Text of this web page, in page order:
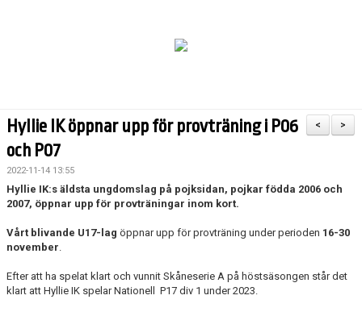
OM HYLLIE IK
SPONSORER
HYLLIEDAGEN
>
<
Hyllie IK öppnar upp för provträning i P06
och P07
2022-11-14 13:55
Hyllie IK:s äldsta ungdomslag på pojksidan, pojkar födda 2006 och
2007, öppnar upp för provträningar inom kort.
Vårt blivande U17-lag öppnar upp för provträning under perioden 16-30
november.
Efter att ha spelat klart och vunnit Skåneserie A på höstsäsongen står det
klart att Hyllie IK spelar Nationell P17 div 1 under 2023.